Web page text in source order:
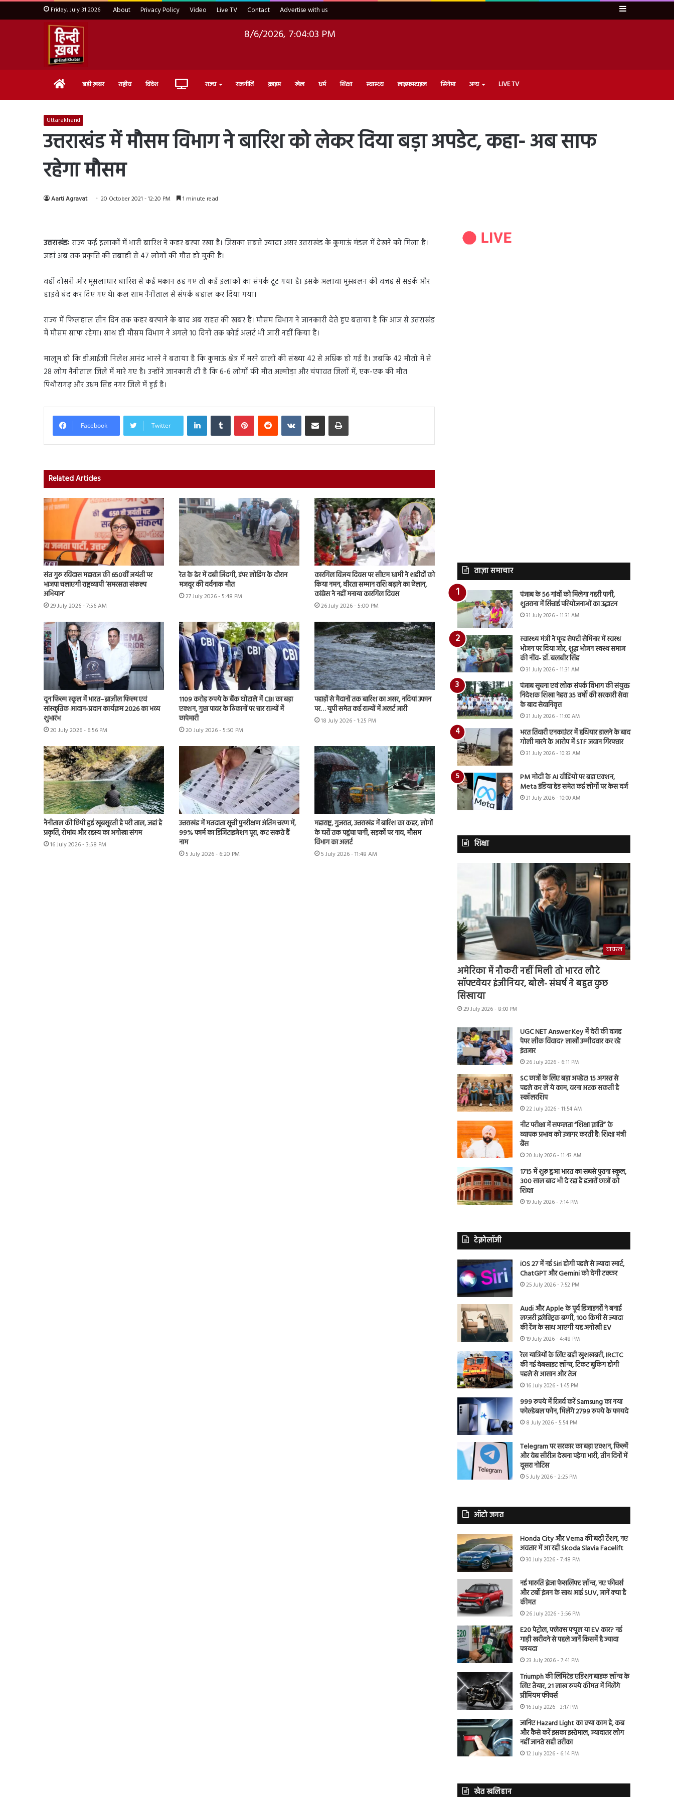
Friday, July 31 2026 About Privacy Policy Video Live TV Contact Advertise with us Sidebar
8/6/2026, 7:04:04 PM
Home बड़ी ख़बर राष्ट्रीय विदेश Live राज्य राजनीति क्राइम खेल धर्म शिक्षा स्वास्थ्य लाइफ़स्टाइल सिनेमा अन्य LIVE TV
Uttarakhand
उत्तराखंड में मौसम विभाग ने बारिश को लेकर दिया बड़ा अपडेट, कहा- अब साफ
रहेगा मौसम
Aarti Agravat 20 October 2021 - 12:20 PM 1 minute read
उत्तराखंडः राज्य कई इलाकों में भारी बारिश ने कहर बरपा रखा है। जिसका सबसे ज्यादा असर उत्तराखंड के कुमाऊं मंडल में देखने को मिला है।
जहां अब तक प्रकृति की तबाही से 47 लोगों की मौत हो चुकी है।
वहीं दोसरी ओर मूसलाधार बारिश से कई मकान ढह गए तो कई इलाकों का संपर्क टूट गया है। इसके अलावा भुस्खलन की वजह से सड़कें और
हाइवे बंद कर दिए गए थे। कल शाम नैनीताल से संपर्क बहाल कर दिया गया।
राज्य में फिलहाल तीन दिन तक कहर बरपाने के बाद अब राहत की खबर है। मौसम विभाग ने जानकारी देते हुए बताया है कि आज से उत्तराखंड
में मौसम साफ रहेगा। साथ ही मौसम विभाग ने अगले 10 दिनों तक कोई अलर्ट भी जारी नहीं किया है।
मालूम हो कि डीआईजी निलेश आनंद भारने ने बताया है कि कुमाऊं क्षेत्र में मरने वालों की संख्या 42 से अधिक हो गई है। जबकि 42 मौतों में से
28 लोग नैनीताल जिले में मारे गए है। उन्होंने जानकारी दी है कि 6-6 लोगों की मौत अल्मोड़ा और चंपावत जिलों में, एक-एक की मौत
पिथौरागढ़ और उधम सिंह नगर जिले में हुई है।
Facebook Twitter
LinkedInTumblr PinterestReddit VKontakteShare via Email Print
Related Articles
संत गुरु रविदास महाराज की 650वीं जयंती पर
भाजपा चलाएगी राष्ट्रव्यापी ‘समरसता संकल्प
अभियान’
29 July 2026 - 7:56 AM
रेत के ढेर में दबी जिंदगी, डंपर लोडिंग के दौरान
मजदूर की दर्दनाक मौत
27 July 2026 - 5:48 PM
कारगिल विजय दिवस पर सीएम धामी ने शहीदों को
किया नमन, वीरता सम्मान राशि बढ़ाने का ऐलान,
कांग्रेस ने नहीं मनाया कारगिल दिवस
26 July 2026 - 5:00 PM
दून फिल्म स्कूल में भारत–ब्राज़ील फिल्म एवं
सांस्कृतिक आदान-प्रदान कार्यक्रम 2026 का भव्य
शुभारंभ
20 July 2026 - 6:56 PM
1109 करोड़ रुपये के बैंक घोटाले में CBI का बड़ा
एक्शन, गुप्ता पावर के ठिकानों पर चार राज्यों में
छापेमारी
20 July 2026 - 5:50 PM
पहाड़ों से मैदानों तक बारिश का असर, नदियां उफान
पर… यूपी समेत कई राज्यों में अलर्ट जारी
18 July 2026 - 1:25 PM
नैनीताल की छिपी हुई खूबसूरती है परी ताल, जहां है
प्रकृति, रोमांच और रहस्य का अनोखा संगम
16 July 2026 - 3:58 PM
उत्तराखंड में मतदाता सूची पुनरीक्षण अंतिम चरण में,
99% फार्म का डिजिटाइजेशन पूरा, कट सकते हैं
नाम
5 July 2026 - 6:20 PM
महाराष्ट्र, गुजरात, उत्तराखंड में बारिश का कहर, लोगों
के घरों तक पहुंचा पानी, सड़कों पर नाव, मौसम
विभाग का अलर्ट
5 July 2026 - 11:48 AM
ताज़ा समाचार
पंजाब के 56 गांवों को मिलेगा नहरी पानी,
शुतराना में सिंचाई परियोजनाओं का उद्घाटन
31 July 2026 - 11:31 AM
स्वास्थ्य मंत्री ने फूड सेफ्टी सैमिनार में स्वस्थ
भोजन पर दिया जोर, शुद्ध भोजन स्वस्थ समाज
की नींव- डॉ. बलबीर सिंह
31 July 2026 - 11:31 AM
पंजाब सूचना एवं लोक संपर्क विभाग की संयुक्त
निदेशक शिखा नेहरा 35 वर्षों की सरकारी सेवा
के बाद सेवानिवृत्त
31 July 2026 - 11:00 AM
भरत तिवारी एनकाउंटर में हथियार डालने के बाद
गोली मारने के आरोप में STF जवान गिरफ्तार
31 July 2026 - 10:33 AM
PM मोदी के AI वीडियो पर बड़ा एक्शन,
Meta इंडिया हेड समेत कई लोगों पर केस दर्ज
31 July 2026 - 10:00 AM
शिक्षा
वायरल
अमेरिका में नौकरी नहीं मिली तो भारत लौटे
सॉफ्टवेयर इंजीनियर, बोले- संघर्ष ने बहुत कुछ
सिखाया
29 July 2026 - 8:00 PM
UGC NET Answer Key में देरी की वजह
पेपर लीक विवाद? लाखों उम्मीदवार कर रहे
इंतजार
26 July 2026 - 6:11 PM
SC छात्रों के लिए बड़ा अपडेट! 15 अगस्त से
पहले कर लें ये काम, वरना अटक सकती है
स्कॉलरशिप
22 July 2026 - 11:54 AM
नीट परीक्षा में सफलता “शिक्षा क्रांति” के
व्यापक प्रभाव को उजागर करती है: शिक्षा मंत्री
बैंस
20 July 2026 - 11:43 AM
1715 में शुरू हुआ भारत का सबसे पुराना स्कूल,
300 साल बाद भी दे रहा है हजारों छात्रों को
शिक्षा
19 July 2026 - 7:14 PM
टेक्नोलॉजी
iOS 27 में नई Siri होगी पहले से ज्यादा स्मार्ट,
ChatGPT और Gemini को देगी टक्कर
25 July 2026 - 7:52 PM
Audi और Apple के पूर्व डिजाइनरों ने बनाई
लग्जरी इलेक्ट्रिक बग्गी, 100 किमी से ज्यादा
की रेंज के साथ आएगी यह अनोखी EV
19 July 2026 - 4:48 PM
रेल यात्रियों के लिए बड़ी खुशखबरी, IRCTC
की नई वेबसाइट लॉन्च, टिकट बुकिंग होगी
पहले से आसान और तेज
16 July 2026 - 1:45 PM
999 रुपये में रिजर्व करें Samsung का नया
फोल्डेबल फोन, मिलेंगे 2799 रुपये के फायदे
8 July 2026 - 5:54 PM
Telegram पर सरकार का बड़ा एक्शन, फिल्में
और वेब सीरीज देखना पड़ेगा भारी, तीन दिनों में
दूसरा नोटिस
5 July 2026 - 2:25 PM
ऑटो जगत
Honda City और Verna की बढ़ी टेंशन, नए
अवतार में आ रही Skoda Slavia Facelift
30 July 2026 - 7:48 PM
नई मारुति ब्रेजा फेसलिफ्ट लॉन्च, नए फीचर्स
और टर्बो इंजन के साथ आई SUV, जानें क्या है
कीमत
26 July 2026 - 3:56 PM
E20 पेट्रोल, फ्लेक्स फ्यूल या EV कार? नई
गाड़ी खरीदने से पहले जानें किसमें है ज्यादा
फायदा
23 July 2026 - 7:41 PM
Triumph की लिमिटेड एडिशन बाइक लॉन्च के
लिए तैयार, 21 लाख रुपये कीमत में मिलेंगे
प्रीमियम फीचर्स
16 July 2026 - 3:17 PM
जानिए Hazard Light का क्या काम है, कब
और कैसे करें इसका इस्तेमाल, ज्यादातर लोग
नहीं जानते सही तरीका
12 July 2026 - 6:14 PM
खेत खलिहान